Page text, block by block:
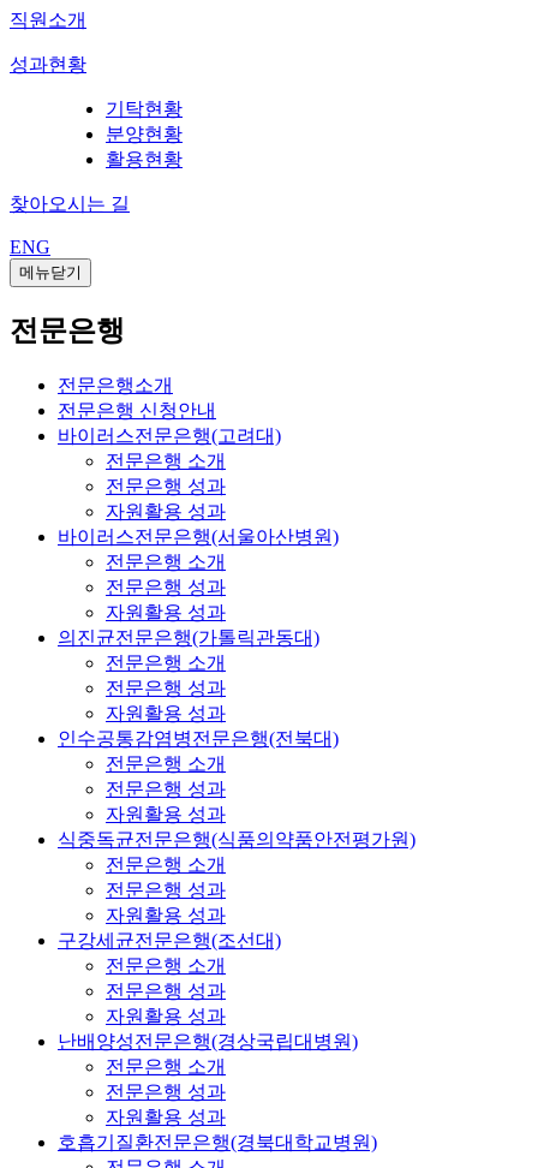
직원소개
성과현황
기탁현황
분양현황
활용현황
찾아오시는 길
ENG
메뉴닫기
전문은행
전문은행소개
전문은행 신청안내
바이러스전문은행(고려대)
전문은행 소개
전문은행 성과
자원활용 성과
바이러스전문은행(서울아산병원)
전문은행 소개
전문은행 성과
자원활용 성과
의진균전문은행(가톨릭관동대)
전문은행 소개
전문은행 성과
자원활용 성과
인수공통감염병전문은행(전북대)
전문은행 소개
전문은행 성과
자원활용 성과
식중독균전문은행(식품의약품안전평가원)
전문은행 소개
전문은행 성과
자원활용 성과
구강세균전문은행(조선대)
전문은행 소개
전문은행 성과
자원활용 성과
난배양성전문은행(경상국립대병원)
전문은행 소개
전문은행 성과
자원활용 성과
호흡기질환전문은행(경북대학교병원)